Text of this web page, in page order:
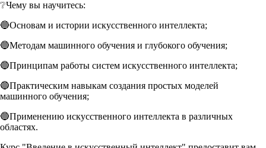
❔Чему вы научитесь:
🔵Основам и истории искусственного интеллекта;
🔵Методам машинного обучения и глубокого обучения;
🔵Принципам работы систем искусственного интеллекта;
🔵Практическим навыкам создания простых моделей
машинного обучения;
🔵Применению искусственного интеллекта в различных
областях.